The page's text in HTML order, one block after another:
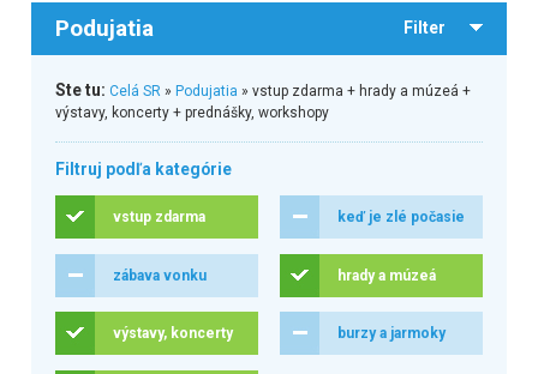
Podujatia Filter
Ste tu: Celá SR» Podujatia » vstup zdarma + hrady a múzeá +
výstavy, koncerty + prednášky, workshopy
Filtruj podľa kategórie
vstup zdarma keď je zlé počasie
zábava vonku hrady a múzeá
výstavy, koncerty burzy a jarmoky